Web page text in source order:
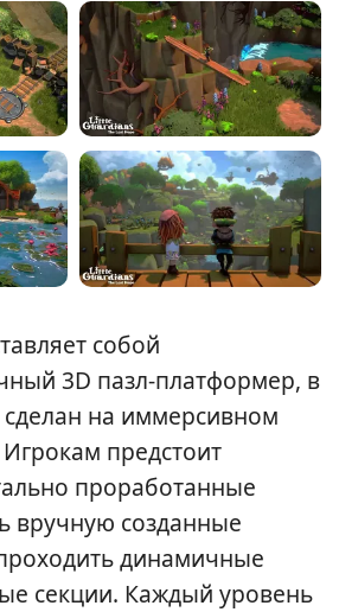
собой
3D пазл-платформер, в
на иммерсивном
предстоит
проработанные
вручную созданные
динамичные
секции. Каждый уровень